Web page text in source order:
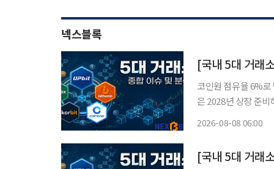
넥스블록
[국내 5대 거래
코인원 점유율 6%
은 2028년 상장 준비
2026-08-08 06:00